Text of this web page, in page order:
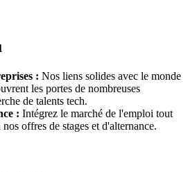
: Nos liens solides avec le monde
les portes de nombreuses
de talents tech.
: Intégrez le marché de l'emploi tout
offres de stages et d'alternance.